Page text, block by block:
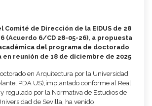
Comité de Dirección de la EIDUS de 28
(Acuerdo 6/CD 28-05-26), a propuesta
del programa de doctorado
reunión de 18 de diciembre de 2025
en Arquitectura por la Universidad
PDA US),implantado conforme al Real
regulado por la Normativa de Estudios de
de Sevilla, ha venido